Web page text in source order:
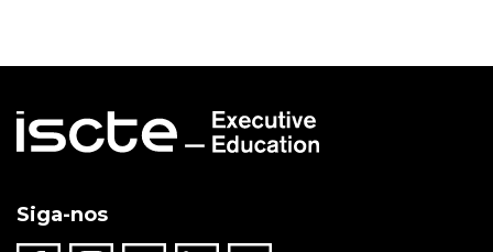
Siga-nos